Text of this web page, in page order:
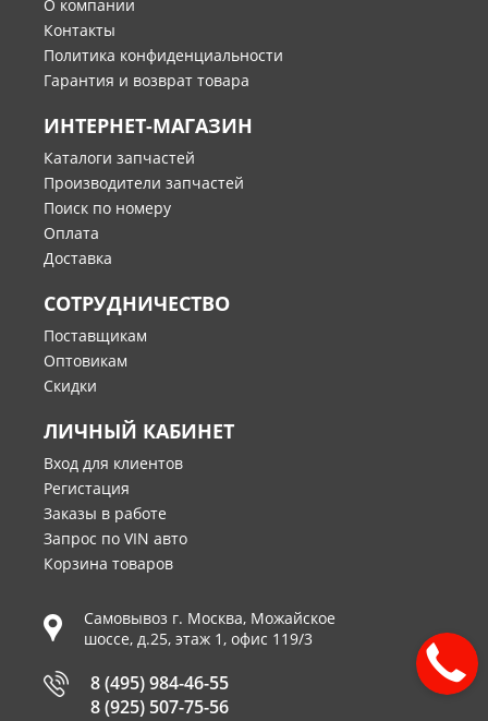
О компании
Контакты
Политика конфиденциальности
Гарантия и возврат товара
ИНТЕРНЕТ-МАГАЗИН
Каталоги запчастей
Производители запчастей
Поиск по номеру
Оплата
Доставка
СОТРУДНИЧЕСТВО
Поставщикам
Оптовикам
Скидки
ЛИЧНЫЙ КАБИНЕТ
Вход для клиентов
Регистация
Заказы в работе
Запрос по VIN авто
Корзина товаров
Самовывоз г. Москва, Можайское
шоссе, д.25, этаж 1, офис 119/3
8 (495) 984-46-55
8 (925) 507-75-56